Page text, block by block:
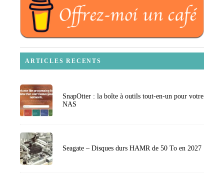
ARTICLES RECENTS
SnapOtter : la boîte à outils tout-en-un pour votre
NAS
Seagate – Disques durs HAMR de 50 To en 2027